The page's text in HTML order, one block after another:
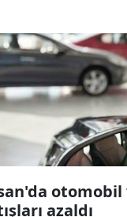
azaldı